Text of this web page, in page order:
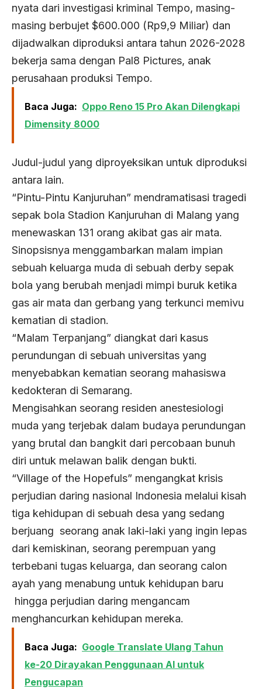
nyata dari investigasi kriminal Tempo, masing-
masing berbujet $600.000 (Rp9,9 Miliar) dan
dijadwalkan diproduksi antara tahun 2026-2028
bekerja sama dengan Pal8 Pictures, anak
perusahaan produksi Tempo.
Baca Juga: Oppo Reno 15 Pro Akan Dilengkapi
Dimensity 8000
Judul-judul yang diproyeksikan untuk diproduksi
antara lain.
“Pintu-Pintu Kanjuruhan” mendramatisasi tragedi
sepak bola Stadion Kanjuruhan di Malang yang
menewaskan 131 orang akibat gas air mata.
Sinopsisnya menggambarkan malam impian
sebuah keluarga muda di sebuah derby sepak
bola yang berubah menjadi mimpi buruk ketika
gas air mata dan gerbang yang terkunci memivu
kematian di stadion.
“Malam Terpanjang” diangkat dari kasus
perundungan di sebuah universitas yang
menyebabkan kematian seorang mahasiswa
kedokteran di Semarang.
Mengisahkan seorang residen anestesiologi
muda yang terjebak dalam budaya perundungan
yang brutal dan bangkit dari percobaan bunuh
diri untuk melawan balik dengan bukti.
“Village of the Hopefuls” mengangkat krisis
perjudian daring nasional Indonesia melalui kisah
tiga kehidupan di sebuah desa yang sedang
berjuang seorang anak laki-laki yang ingin lepas
dari kemiskinan, seorang perempuan yang
terbebani tugas keluarga, dan seorang calon
ayah yang menabung untuk kehidupan baru
hingga perjudian daring mengancam
menghancurkan kehidupan mereka.
Baca Juga: Google Translate Ulang Tahun
ke-20 Dirayakan Penggunaan AI untuk
Pengucapan